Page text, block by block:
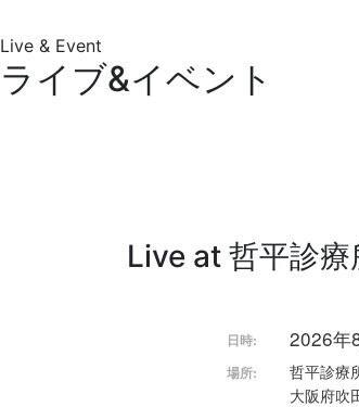
Live & Event
ライブ&イベント
Live at 哲平診療
日時: 2026年
場所:
哲平診療
大阪府吹